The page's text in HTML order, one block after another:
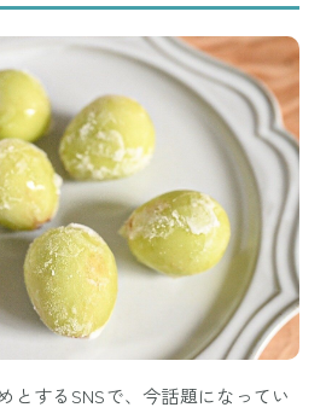
とするSNSで、今話題になってい